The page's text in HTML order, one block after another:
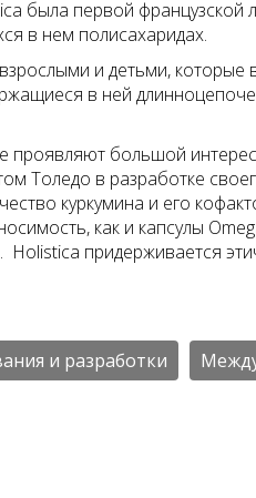
была первой
в нем полисахаридах.
и детьми,
в ней
проявляют большой
Толедо в разработке
куркумина и его
как и капсулы
придерживается
и разработки